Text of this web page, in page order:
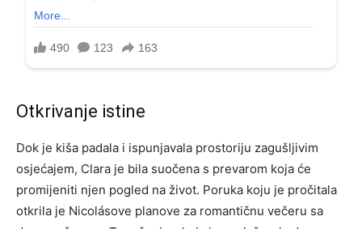
Otkrivanje istine
Dok je kiša padala i ispunjavala prostoriju zagušljivim
osjećajem, Clara je bila suočena s prevarom koja će
promijeniti njen pogled na život. Poruka koju je pročitala
otkrila je Nicolásove planove za romantičnu večeru sa